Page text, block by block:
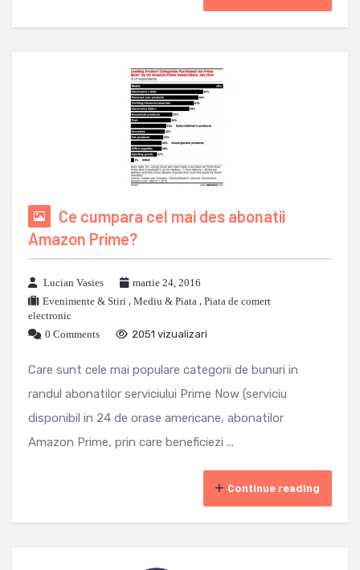
Ce cumpara cel mai des abonatii
Amazon Prime?
Lucian Vasies
martie 24, 2016
Evenimente & Stiri , Mediu & Piata , Piata de comert
electronic
0 Comments
2051 vizualizari
Care sunt cele mai populare categorii de bunuri in
randul abonatilor serviciului Prime Now (serviciu
disponibil in 24 de orase americane, abonatilor
Amazon Prime, prin care beneficiezi ...
Continue reading